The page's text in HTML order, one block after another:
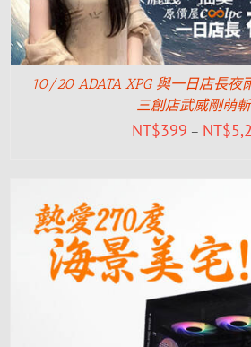
10/20 ADATA XPG 與一日店長夜
三創店武威剛萌斬
NT$399 – NT$